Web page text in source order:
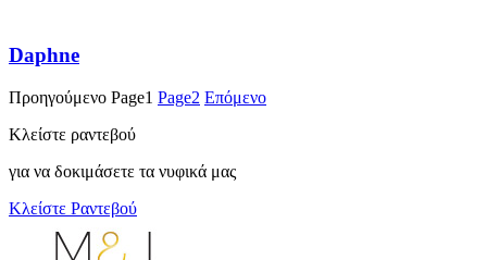
Daphne
Προηγούμενο Page1 Page2 Επόμενο
Κλείστε ραντεβού
για να δοκιμάσετε τα νυφικά μας
Κλείστε Ραντεβού